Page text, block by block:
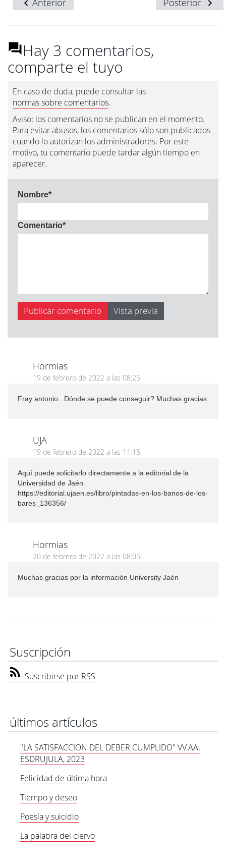
Posterior
Anterior
Hay 3 comentarios,
comparte el tuyo
En caso de duda, puede consultar las
normas sobre comentarios.
Aviso: los comentarios no se publican en el momento.
Para evitar abusos, los comentarios sólo son publicados
cuando lo autorizan los administradores. Por este
motivo, tu comentario puede tardar algún tiempo en
aparecer.
Nombre*
Comentario*
Hormias
19 de febrero de 2022 a las 08:25
Fray antonio.. Dónde se puede conseguir? Muchas gracias
UJA
19 de febrero de 2022 a las 11:15
Aquí puede solicitarlo directamente a la editorial de la
Universidad de Jaén
https://editorial.ujaen.es/libro/pintadas-en-los-banos-de-los-
bares_136356/
Hormias
20 de febrero de 2022 a las 08:05
Muchas gracias por la información University Jaén
Suscripción
Suscribirse por RSS
últimos artículos
"LA SATISFACCION DEL DEBER CUMPLIDO" VV.AA.
ESDRUJULA, 2023
Felicidad de última hora
Tiempo y deseo
Poesía y suicidio
La palabra del ciervo